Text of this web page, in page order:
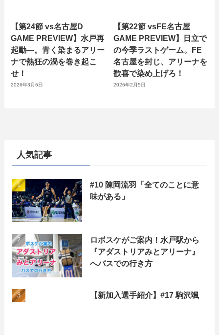
【第24節 vs名古屋D
GAME PREVIEW】水戸再
起動―。青く染まるアリー
ナで熱狂の渦を巻き起こ
せ！
2026年3月6日
【第22節 vsFE名古屋
GAME PREVIEW】日立で
の今季ラストゲーム。FE
名古屋を封じ、アリーナを
歓喜で染め上げろ！
2026年2月5日
人気記事
#10 陳岡流羽「全てのことに意
味がある」
ロボスケがご案内！水戸駅から
『アダストリアみとアリーナ』
へバスでの行き方
【新加入選手紹介】#17 駒沢颯